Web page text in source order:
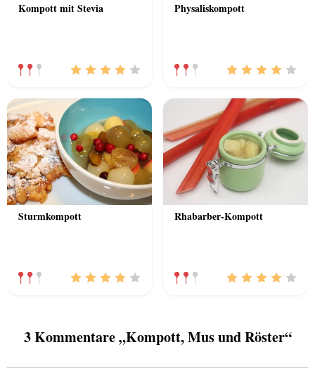
Kompott mit Stevia Physaliskompott
Sturmkompott Rhabarber-Kompott
3 Kommentare „Kompott, Mus und Röster“